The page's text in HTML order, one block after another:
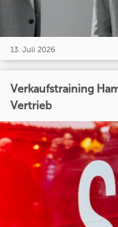
13. Juli 2026
Verkaufstraining
Vertrieb